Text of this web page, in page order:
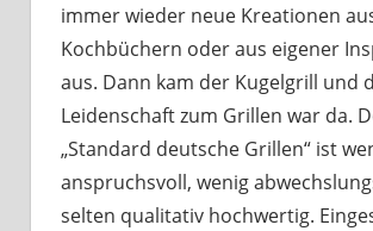
immer wieder neue Kreationen
Kochbüchern oder aus eigener
aus. Dann kam der Kugelgrill und
Leidenschaft zum Grillen war da.
„Standard deutsche Grillen“ ist
anspruchsvoll, wenig
selten qualitativ hochwertig.